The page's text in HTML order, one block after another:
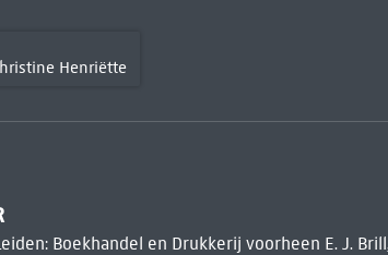
Henriëtte
Boekhandel en Drukkerij voorheen E. J. Brill,